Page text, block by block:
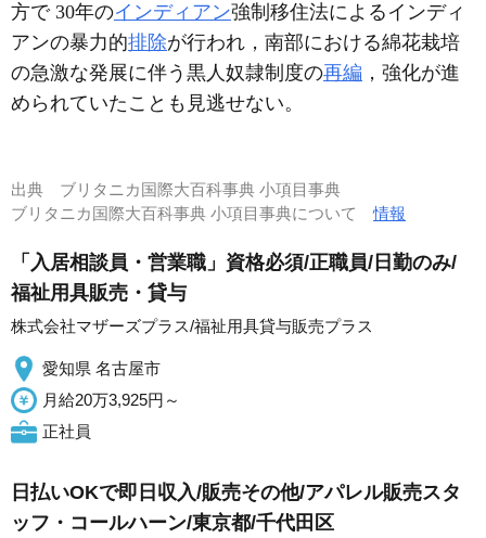
方で 30年のインディアン強制移住法によるインディ
アンの暴力的排除が行われ，南部における綿花栽培
の急激な発展に伴う黒人奴隷制度の再編 ，強化が進
められていたことも見逃せない。
出典 ブリタニカ国際大百科事典 小項目事典
ブリタニカ国際大百科事典 小項目事典について情報
「入居相談員・営業職」資格必須/正職員/日勤のみ/
福祉用具販売・貸与
株式会社マザーズプラス/福祉用具貸与販売プラス
愛知県 名古屋市
月給20万3,925円～
正社員
日払いOKで即日収入/販売その他/アパレル販売スタ
ッフ・コールハーン/東京都/千代田区